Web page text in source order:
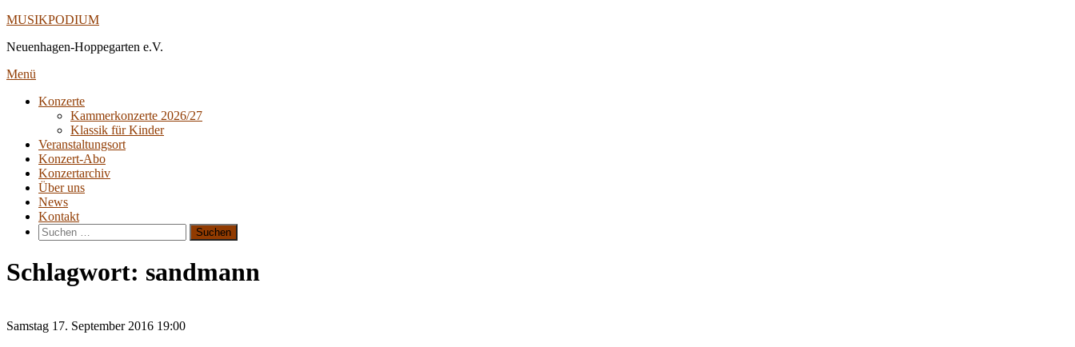
Direkt
Inhalt
MUSIKPODIUM
Neuenhagen-Hoppegarten e.V.
Menü
Konzerte
Kammerkonzerte 2026/27
Klassik für Kinder
Veranstaltungsort
Konzert-Abo
Konzertarchiv
Über uns
News
Kontakt
Suche
nach:
Schlagwort: sandmann
Samstag 17. September 2016 19:00